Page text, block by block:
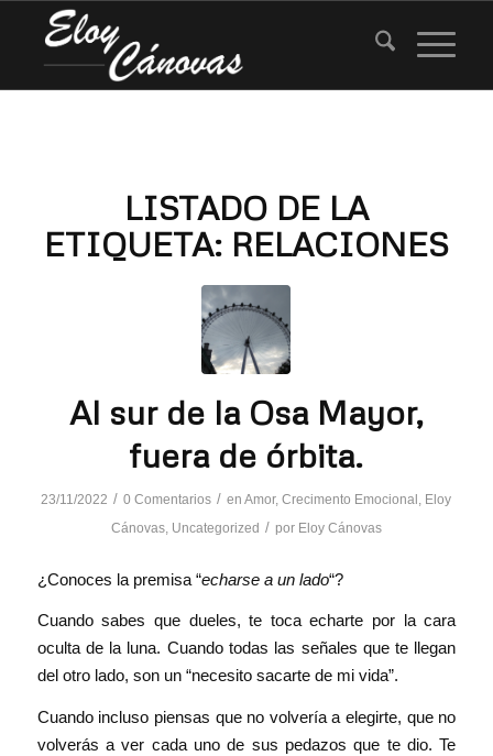
LISTADO DE LA
ETIQUETA: RELACIONES
Al sur de la Osa Mayor,
fuera de órbita.
23/11/2022 / 0 Comentarios / enAmor,Crecimento Emocional , Eloy
Cánovas, Uncategorized / por Eloy Cánovas
¿Conoces la premisa “echarse a un lado“?
Cuando sabes que dueles, te toca echarte por la cara
oculta de la luna. Cuando todas las señales que te llegan
del otro lado, son un “necesito sacarte de mi vida”.
Cuando incluso piensas que no volvería a elegirte, que no
volverás a ver cada uno de sus pedazos que te dio. Te